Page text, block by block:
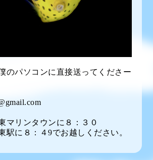
のパソコンに直接送ってくださー
マリンタウンに８：３０
駅に８：４9でお越しください。